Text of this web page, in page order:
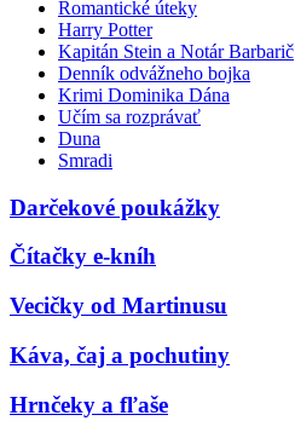
Romantické úteky
Harry Potter
Kapitán Stein a Notár Barbarič
Denník odvážneho bojka
Krimi Dominika Dána
Učím sa rozprávať
Duna
Smradi
Darčekové poukážky
Čítačky e-kníh
Vecičky od Martinusu
Káva, čaj a pochutiny
Hrnčeky a fľaše